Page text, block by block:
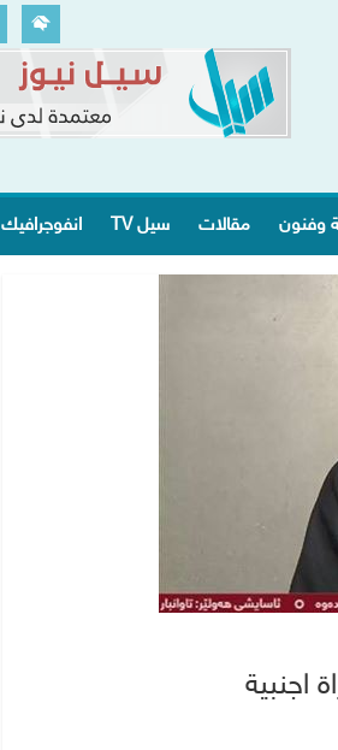
وفنون مقالات سيل TV انفوجرافيك
اجنبية